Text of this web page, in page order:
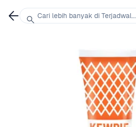
Cari lebih banyak di Terjadwal...